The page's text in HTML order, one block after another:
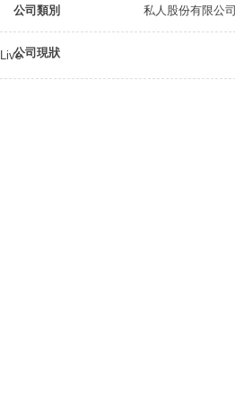
公司類別 私人股份有限公司
公司現狀
Live